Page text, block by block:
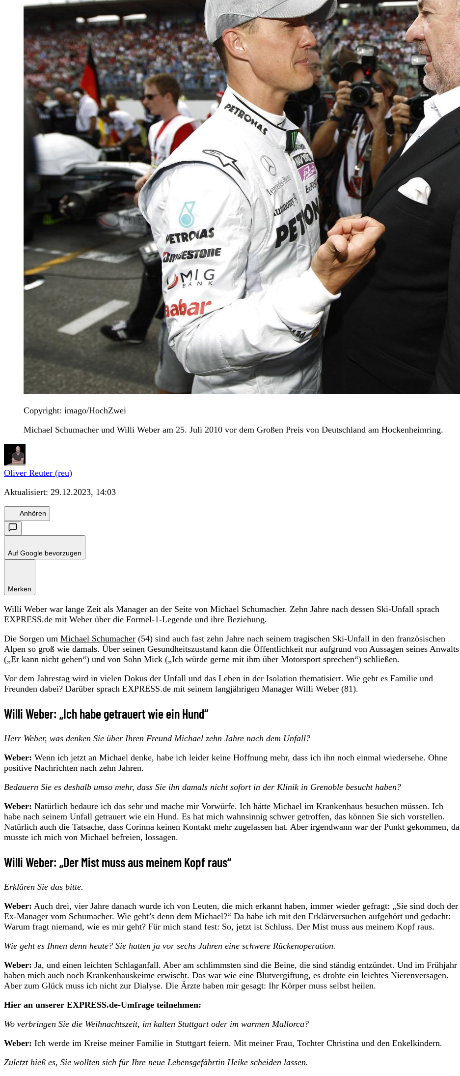
Copyright: imago/HochZwei
Michael Schumacher und Willi Weber am 25. Juli 2010 vor dem Großen Preis von Deutschland am Hockenheimring.
Oliver Reuter (reu)
Aktualisiert: 29.12.2023, 14:03
Anhören
Auf Google bevorzugen
Merken
Willi Weber war lange Zeit als Manager an der Seite von Michael Schumacher. Zehn Jahre nach dessen Ski-Unfall sprach
EXPRESS.de mit Weber über die Formel-1-Legende und ihre Beziehung.
Die Sorgen um Michael Schumacher (54) sind auch fast zehn Jahre nach seinem tragischen Ski-Unfall in den französischen
Alpen so groß wie damals. Über seinen Gesundheitszustand kann die Öffentlichkeit nur aufgrund von Aussagen seines Anwalts
(„Er kann nicht gehen“) und von Sohn Mick („Ich würde gerne mit ihm über Motorsport sprechen“) schließen.
Vor dem Jahrestag wird in vielen Dokus der Unfall und das Leben in der Isolation thematisiert. Wie geht es Familie und
Freunden dabei? Darüber sprach EXPRESS.de mit seinem langjährigen Manager Willi Weber (81).
Willi Weber: „Ich habe getrauert wie ein Hund“
Herr Weber, was denken Sie über Ihren Freund Michael zehn Jahre nach dem Unfall?
Weber: Wenn ich jetzt an Michael denke, habe ich leider keine Hoffnung mehr, dass ich ihn noch einmal wiedersehe. Ohne
positive Nachrichten nach zehn Jahren.
Bedauern Sie es deshalb umso mehr, dass Sie ihn damals nicht sofort in der Klinik in Grenoble besucht haben?
Weber: Natürlich bedaure ich das sehr und mache mir Vorwürfe. Ich hätte Michael im Krankenhaus besuchen müssen. Ich
habe nach seinem Unfall getrauert wie ein Hund. Es hat mich wahnsinnig schwer getroffen, das können Sie sich vorstellen.
Natürlich auch die Tatsache, dass Corinna keinen Kontakt mehr zugelassen hat. Aber irgendwann war der Punkt gekommen, da
musste ich mich von Michael befreien, lossagen.
Willi Weber: „Der Mist muss aus meinem Kopf raus“
Erklären Sie das bitte.
Weber: Auch drei, vier Jahre danach wurde ich von Leuten, die mich erkannt haben, immer wieder gefragt: „Sie sind doch der
Ex-Manager vom Schumacher. Wie geht’s denn dem Michael?“ Da habe ich mit den Erklärversuchen aufgehört und gedacht:
Warum fragt niemand, wie es mir geht? Für mich stand fest: So, jetzt ist Schluss. Der Mist muss aus meinem Kopf raus.
Wie geht es Ihnen denn heute? Sie hatten ja vor sechs Jahren eine schwere Rückenoperation.
Weber: Ja, und einen leichten Schlaganfall. Aber am schlimmsten sind die Beine, die sind ständig entzündet. Und im Frühjahr
haben mich auch noch Krankenhauskeime erwischt. Das war wie eine Blutvergiftung, es drohte ein leichtes Nierenversagen.
Aber zum Glück muss ich nicht zur Dialyse. Die Ärzte haben mir gesagt: Ihr Körper muss selbst heilen.
Hier an unserer EXPRESS.de-Umfrage teilnehmen:
Wo verbringen Sie die Weihnachtszeit, im kalten Stuttgart oder im warmen Mallorca?
Weber: Ich werde im Kreise meiner Familie in Stuttgart feiern. Mit meiner Frau, Tochter Christina und den Enkelkindern.
Zuletzt hieß es, Sie wollten sich für Ihre neue Lebensgefährtin Heike scheiden lassen.